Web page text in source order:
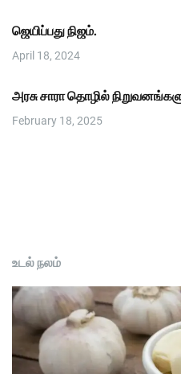
ஜெயிப்பது நிஜம்.
April 18, 2024
அரசு சாரா தொழில்
February 18, 2025
உடல் நலம்